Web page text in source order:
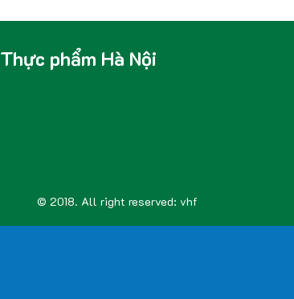
phẩm Hà Nội
© 2018. All right reserved: vhf